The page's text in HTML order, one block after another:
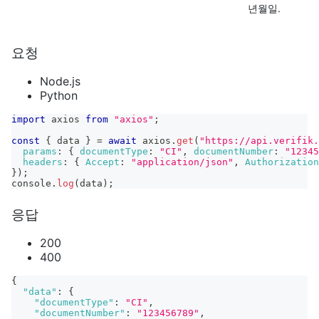
년월일.
요청
Node.js
Python
import axios from "axios" ;
const
{ data } = await axios . get ( "https://
params : { documentType : "CI" , documentNumber :
headers : { Accept : "application/json" ,
Authorization
} ) ;
console . log ( data ) ;
응답
200
400
{
"data" :
{
"documentType" : "CI" ,
"documentNumber" : "123456789" ,